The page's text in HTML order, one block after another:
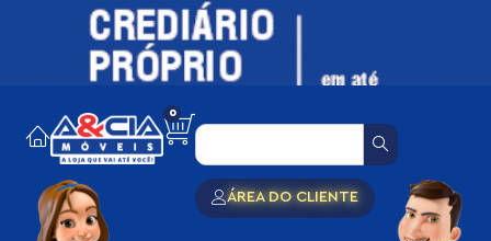
0
ÁREA DO CLIENTE